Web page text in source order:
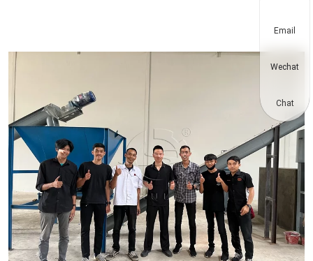
Email
Wechat
Chat